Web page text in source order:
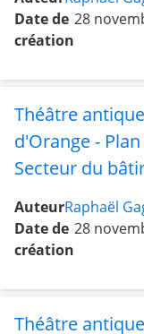
cavea, les
la rue ouest
Date de
création
28
Théâtre antique
d'Orange - Plan
Secteur du
scène avec la
et le tétrapyle
AuteurRaphaël
Date de
création
28
Théâtre antique